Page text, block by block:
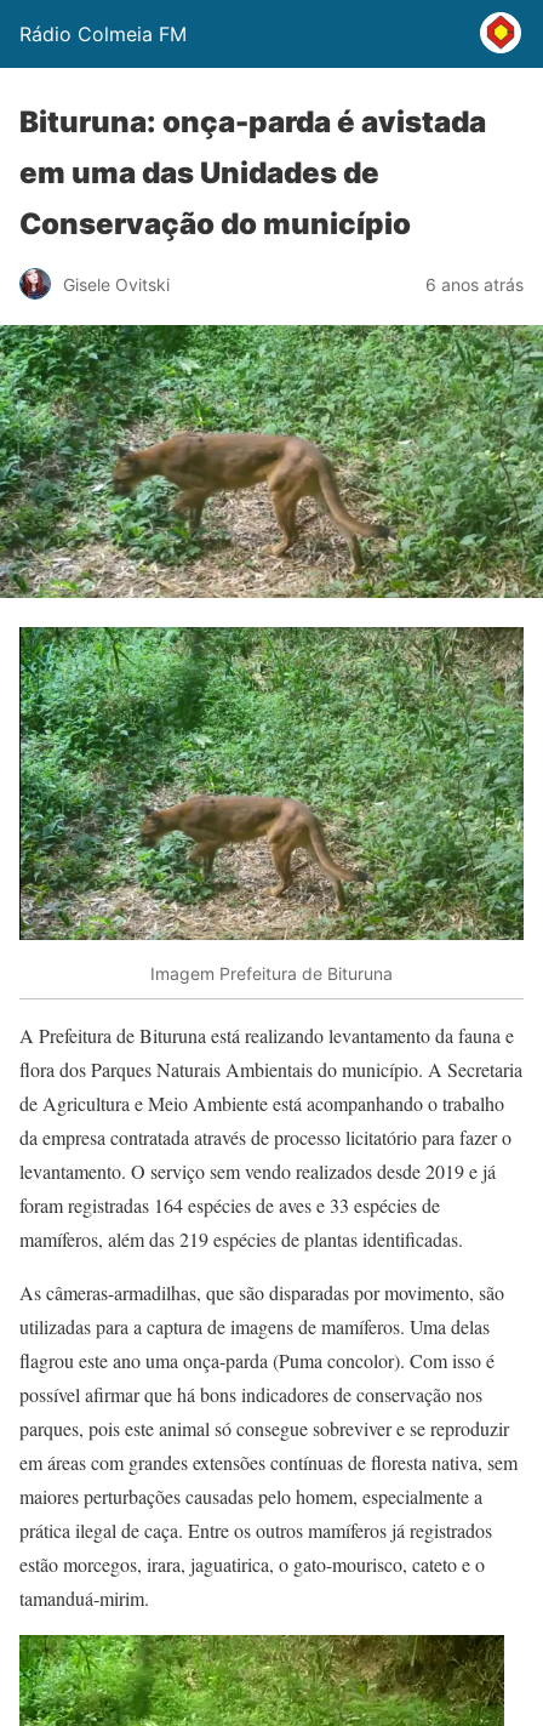
Rádio Colmeia FM
Bituruna: onça-parda é avistada
em uma das Unidades de
Conservação do município
Gisele Ovitski 6 anos atrás
Imagem Prefeitura de Bituruna
A Prefeitura de Bituruna está realizando levantamento da fauna e
flora dos Parques Naturais Ambientais do município. A Secretaria
de Agricultura e Meio Ambiente está acompanhando o trabalho
da empresa contratada através de processo licitatório para fazer o
levantamento. O serviço sem vendo realizados desde 2019 e já
foram registradas 164 espécies de aves e 33 espécies de
mamíferos, além das 219 espécies de plantas identificadas.
As câmeras-armadilhas, que são disparadas por movimento, são
utilizadas para a captura de imagens de mamíferos. Uma delas
flagrou este ano uma onça-parda (Puma concolor). Com isso é
possível afirmar que há bons indicadores de conservação nos
parques, pois este animal só consegue sobreviver e se reproduzir
em áreas com grandes extensões contínuas de floresta nativa, sem
maiores perturbações causadas pelo homem, especialmente a
prática ilegal de caça. Entre os outros mamíferos já registrados
estão morcegos, irara, jaguatirica, o gato-mourisco, cateto e o
tamanduá-mirim.